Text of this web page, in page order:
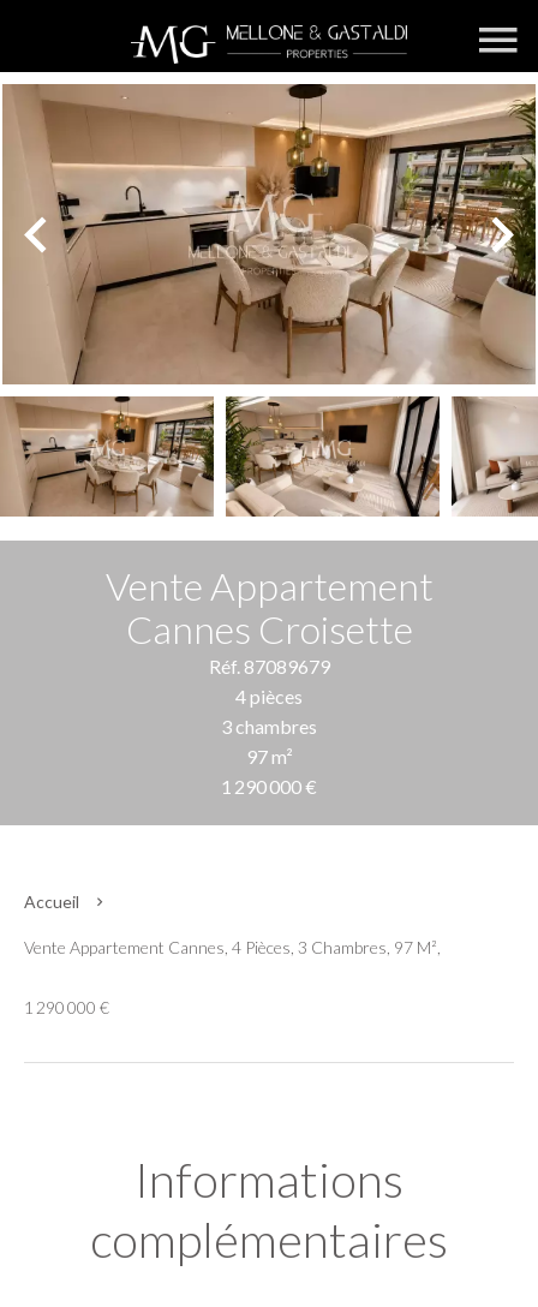
Vente Appartement
Cannes Croisette
Réf. 87089679
4 pièces
3 chambres
97 m²
1 290 000 €
Accueil
Vente Appartement Cannes, 4 Pièces, 3 Chambres, 97 M²,
1 290 000 €
Informations
complémentaires